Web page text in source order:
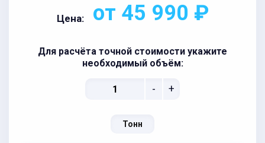
Цена: от 45 990 ₽
Для расчёта точной стоимости укажите
необходимый объём:
- +
Тонн